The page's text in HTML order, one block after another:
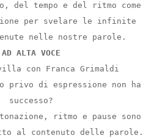
del tempo e del ritmo come
per svelare le infinite
nelle nostre parole.
AD ALTA VOCE
con Franca Grimaldi
privo di espressione non ha
successo?
ritmo e pause sono
al contenuto delle parole.